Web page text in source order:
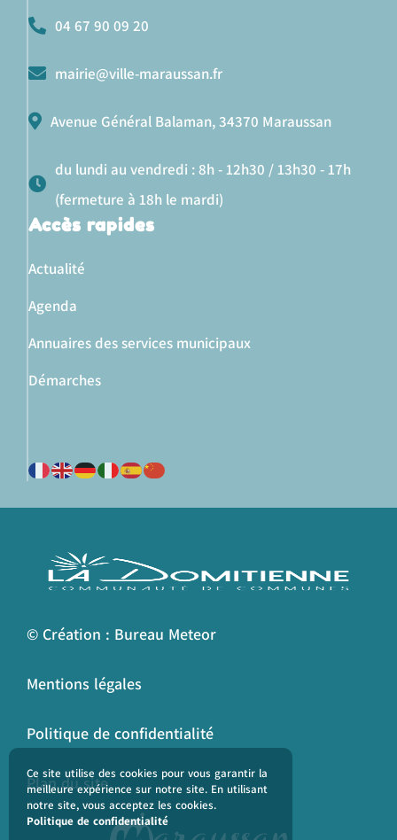
04 67 90 09 20
mairie@ville-maraussan.fr
Avenue Général Balaman, 34370 Maraussan
du lundi au vendredi : 8h - 12h30 / 13h30 - 17h
(fermeture à 18h le mardi)
Accès rapides
Actualité
Agenda
Annuaires des services municipaux
Démarches
Ce site utilise des cookies pour vous garantir la
meilleure expérience sur notre site. En utilisant
notre site, vous acceptez les cookies.
Politique de confidentialité
© Création : Bureau Meteor
Mentions légales
Politique de confidentialité
Plan du site